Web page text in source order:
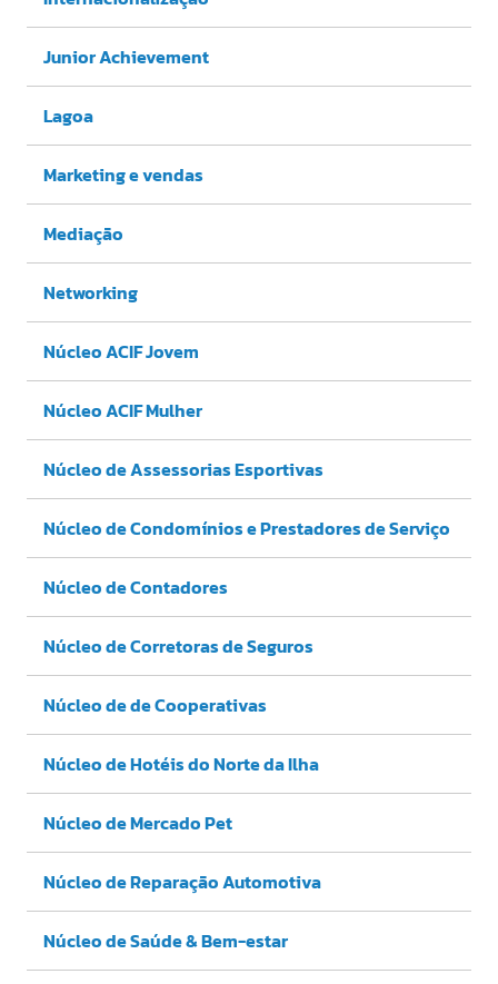
Junior Achievement
Lagoa
Marketing e vendas
Mediação
Networking
Núcleo ACIF Jovem
Núcleo ACIF Mulher
Núcleo de Assessorias Esportivas
Núcleo de Condomínios e Prestadores de Serviço
Núcleo de Contadores
Núcleo de Corretoras de Seguros
Núcleo de de Cooperativas
Núcleo de Hotéis do Norte da Ilha
Núcleo de Mercado Pet
Núcleo de Reparação Automotiva
Núcleo de Saúde & Bem-estar